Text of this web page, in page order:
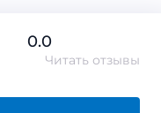
0.0
Читать отзывы